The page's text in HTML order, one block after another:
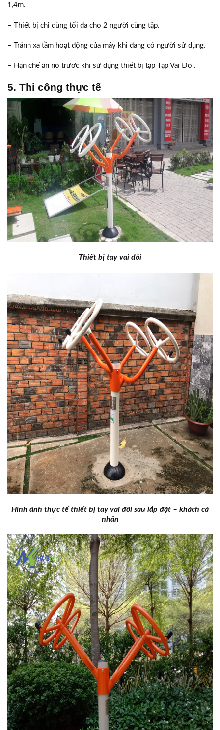
1,4m.
– Thiết bị chỉ dùng tối đa cho 2 người cùng tập.
– Tránh xa tầm hoạt động của máy khi đang có người sử dụng.
– Hạn chế ăn no trước khi sử dụng thiết bị tập Tập Vai Đôi.
5. Thi công thực tế
Thiết bị tay vai đôi
Hình ảnh thực tế thiết bị tay vai đôi sau lắp đặt – khách cá
nhân